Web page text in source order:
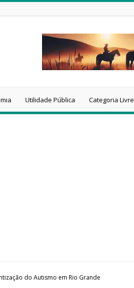
Utilidade Pública Categoria Livre
do Autismo em Rio Grande